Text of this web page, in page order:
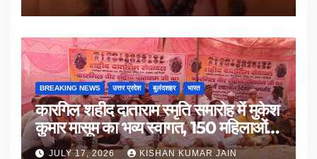
BREAKING NEWS उत्तर प्रदेश बुलंदशहर भारत
कारगिल शहीद दाताराम स्मृति समारोह में मुकेश
कुमार मासूम का भव्य स्वागत, 150 महिलाओं
का सम्मान
JULY 17, 2026 KISHAN KUMAR JAIN